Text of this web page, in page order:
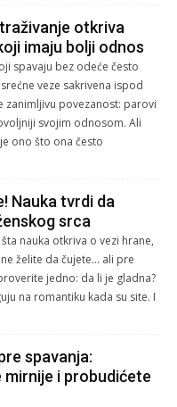
otkriva
imaju bolji odnos
spavaju bez odeće često
veze sakrivena ispod
zanimljivu povezanost: parovi
svojim odnosom. Ali
ono što ona često
Nauka tvrdi da
srca
nauka otkriva o vezi hrane,
želite da čujete… ali pre
jedno: da li je gladna?
na romantiku kada su site. I
spavanja:
i probudićete